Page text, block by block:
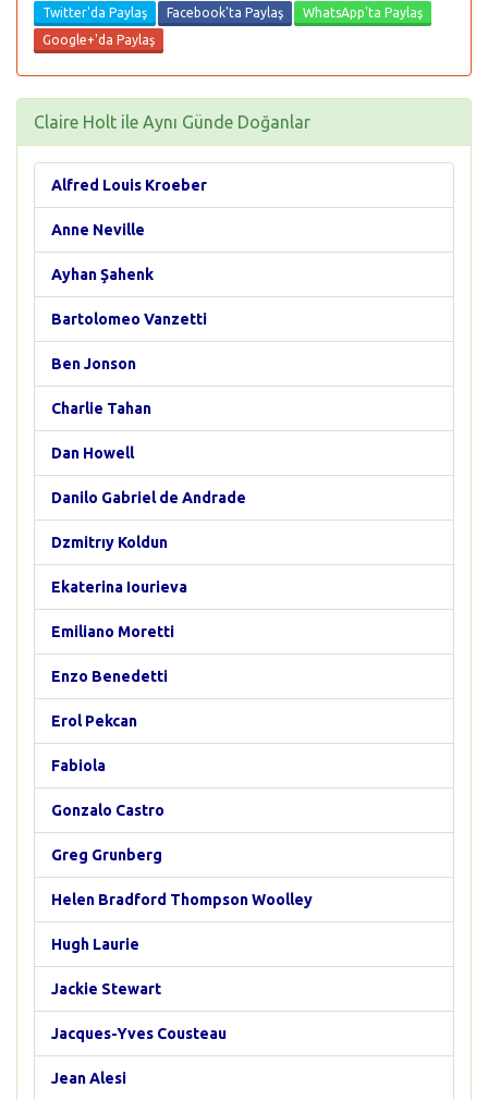
Twitter'da Paylaş Facebook'ta Paylaş
WhatsApp'ta Paylaş
Google+'da Paylaş
Claire Holt ile Aynı Günde Doğanlar
Alfred Louis Kroeber
Anne Neville
Ayhan Şahenk
Bartolomeo Vanzetti
Ben Jonson
Charlie Tahan
Dan Howell
Danilo Gabriel de Andrade
Dzmitrıy Koldun
Ekaterina Iourieva
Emiliano Moretti
Enzo Benedetti
Erol Pekcan
Fabiola
Gonzalo Castro
Greg Grunberg
Helen Bradford Thompson Woolley
Hugh Laurie
Jackie Stewart
Jacques-Yves Cousteau
Jean Alesi